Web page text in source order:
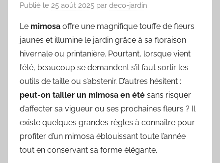
Publié le 25 août 2025 par deco-jardin
Le mimosa offre une magnifique touffe de fleurs
jaunes et illumine le jardin grâce à sa floraison
hivernale ou printanière. Pourtant, lorsque vient
l’été, beaucoup se demandent s’il faut sortir les
outils de taille ou s’abstenir. D’autres hésitent :
peut-on tailler un mimosa en été sans risquer
d’affecter sa vigueur ou ses prochaines fleurs ? Il
existe quelques grandes règles à connaître pour
profiter d’un mimosa éblouissant toute l’année
tout en conservant sa forme élégante.